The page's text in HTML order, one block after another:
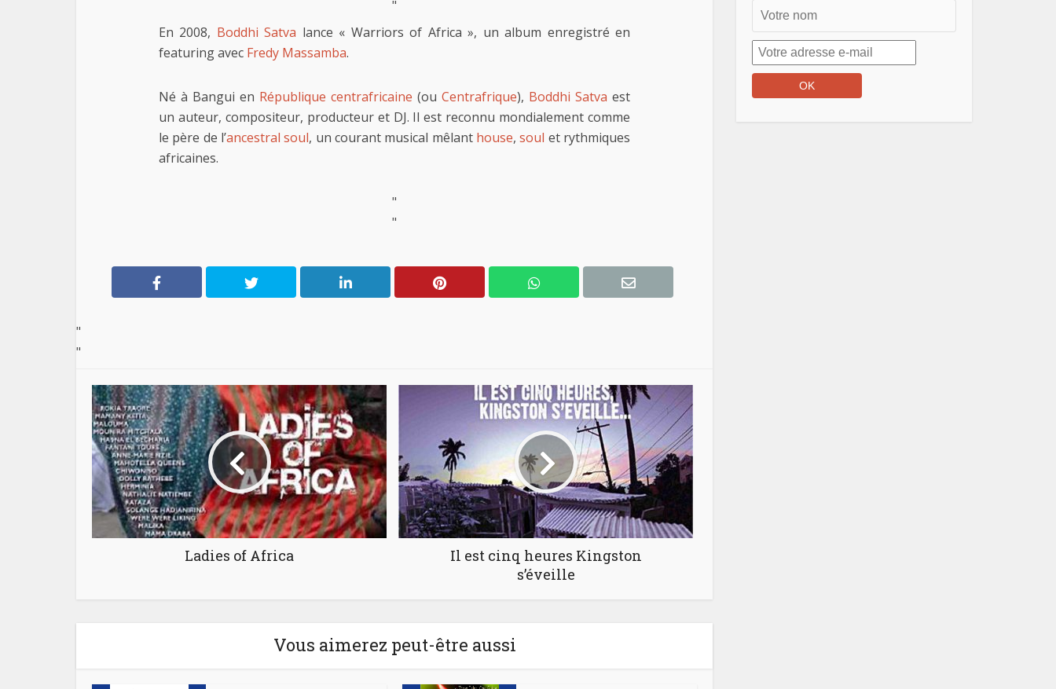
"
En 2008, Boddhi Satva lance « Warriors of Africa », un album enregistré en
featuring avec Fredy Massamba.
Né à Bangui en République centrafricaine (ou Centrafrique), Boddhi Satva est
un auteur, compositeur, producteur et DJ. Il est reconnu mondialement comme
le père de l’ancestral soul, un courant musical mêlant house,soul et rythmiques
africaines.
"
"
"
"
Ladies of Africa
Il est cinq heures Kingston
s’éveille
Vous aimerez peut-être aussi